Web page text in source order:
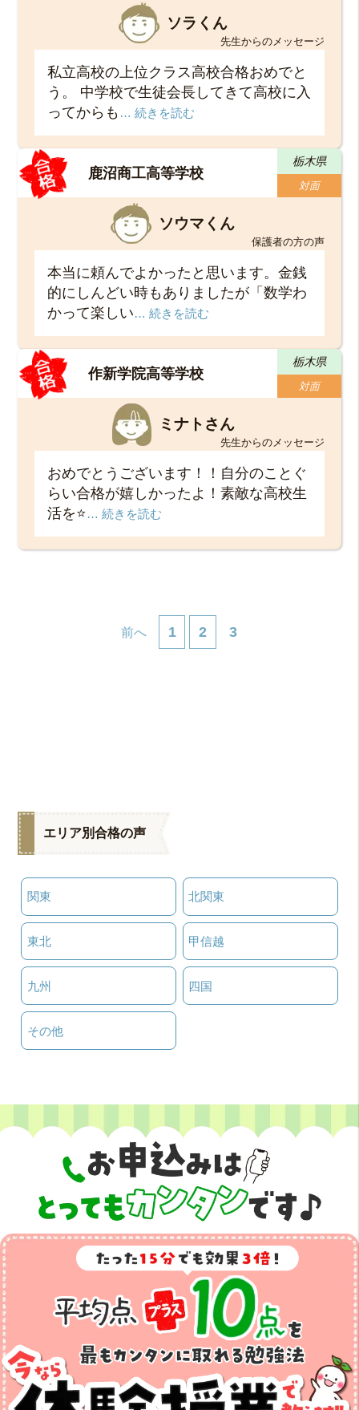
ソラくん
先生からのメッセージ
私立高校の上位クラス高校合格おめでと
う。 中学校で生徒会長してきて高校に入
ってからも … 続きを読む
鹿沼商工高等学校
栃木県
対面
ソウマくん
保護者の方の声
本当に頼んでよかったと思います。金銭
的にしんどい時もありましたが「数学わ
かって楽しい… 続きを読む
作新学院高等学校
栃木県
対面
ミナトさん
先生からのメッセージ
おめでとうございます！！自分のことぐ
らい合格が嬉しかったよ！素敵な高校生
活を⭐… 続きを読む
前へ 1 2 3
エリア別合格の声
関東 北関東
東北 甲信越
九州 四国
その他